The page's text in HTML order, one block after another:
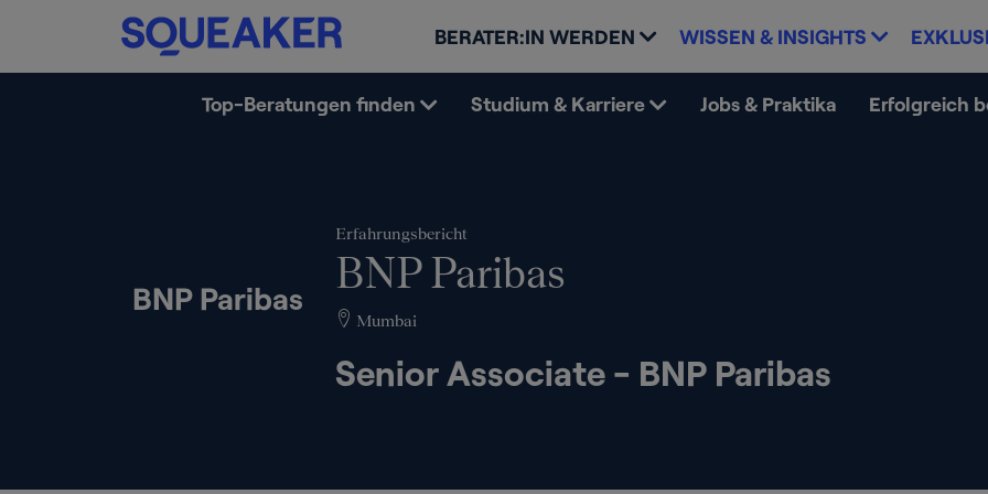
BERATER:IN WERDEN WISSEN & INSIGHTS
Top-Beratungen finden Studium & Karriere Jobs & Praktika Erfolgreich
BNP Paribas
Erfahrungsbericht
BNP Paribas
Mumbai
Senior Associate - BNP Paribas